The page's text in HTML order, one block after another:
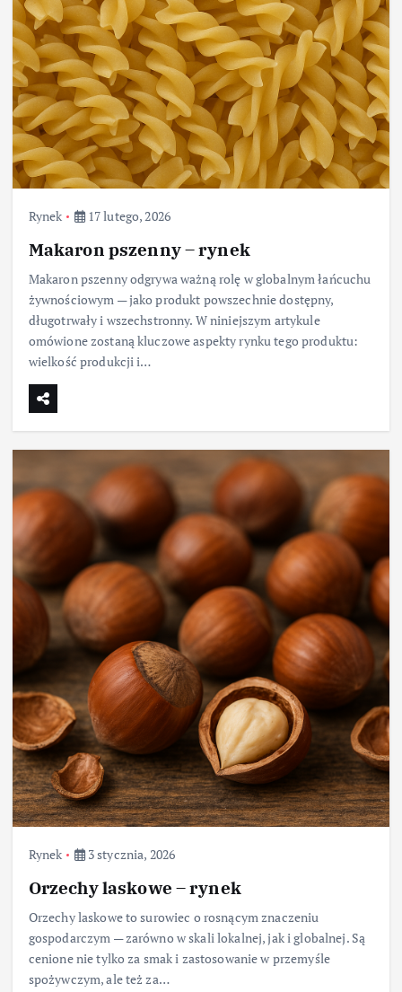
Rynek 17 lutego, 2026
Makaron pszenny – rynek
Makaron pszenny odgrywa ważną rolę w globalnym łańcuchu
żywnościowym — jako produkt powszechnie dostępny,
długotrwały i wszechstronny. W niniejszym artykule
omówione zostaną kluczowe aspekty rynku tego produktu:
wielkość produkcji i…
Rynek 3 stycznia, 2026
Orzechy laskowe – rynek
Orzechy laskowe to surowiec o rosnącym znaczeniu
gospodarczym — zarówno w skali lokalnej, jak i globalnej. Są
cenione nie tylko za smak i zastosowanie w przemyśle
spożywczym, ale też za…